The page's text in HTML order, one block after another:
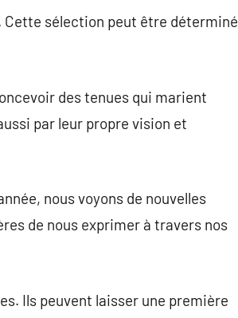
Cette sélection peut être déterminé
des tenues qui marient
par leur propre vision et
nous voyons de nouvelles
de nous exprimer à travers nos
Ils peuvent laisser une première